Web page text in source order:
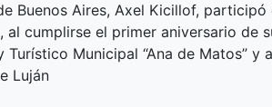
Buenos Aires, Axel Kicillof,
al cumplirse el primer aniversario de
Municipal “Ana de Matos” y
Luján